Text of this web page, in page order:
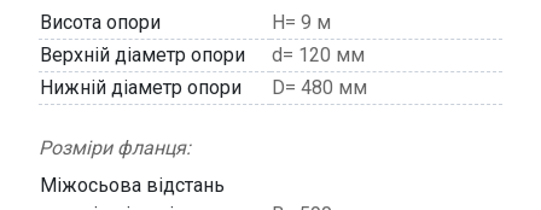
Висота опори
H= 9 м
Верхній діаметр опори
d= 120 мм
Нижній діаметр опори
D= 480 мм
Розміри фланця:
Міжосьова відстань